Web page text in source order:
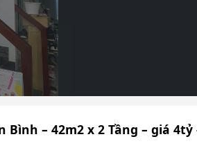
Bình – 42m2 x 2 Tầng – giá 4tỷ